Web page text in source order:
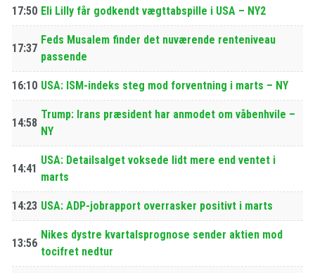
17:50 Eli Lilly får godkendt vægttabspille i USA – NY2
17:37
Feds Musalem finder det nuværende renteniveau
passende
16:10 USA: ISM-indeks steg mod forventning i marts – NY
14:58
Trump: Irans præsident har anmodet om våbenhvile –
NY
14:41
USA: Detailsalget voksede lidt mere end ventet i
marts
14:23 USA: ADP-jobrapport overrasker positivt i marts
13:56
Nikes dystre kvartalsprognose sender aktien mod
tocifret nedtur